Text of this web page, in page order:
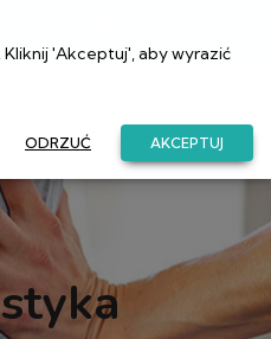
. Kliknij 'Akceptuj', aby wyrazić
ODRZUĆ AKCEPTUJ